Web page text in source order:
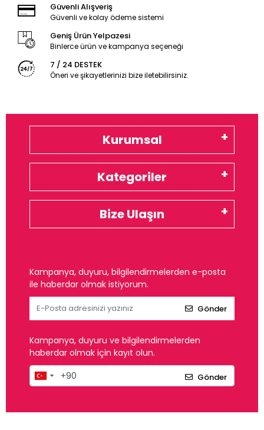
Güvenli Alışveriş
Güvenli ve kolay ödeme sistemi
Geniş Ürün Yelpazesi
Binlerce ürün ve kampanya seçeneği
7 / 24 DESTEK
Öneri ve şikayetlerinizi bize iletebilirsiniz.
Kurumsal
Kategoriler
Bize Ulaşın
Kampanya, duyuru, bilgilendirmelerden e-posta
ile haberdar olmak istiyorum.
Gönder
Kampanya, duyuru ve bilgilendirmelerden
haberdar olmak için kayıt olun.
Gönder